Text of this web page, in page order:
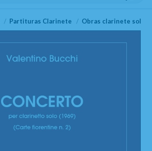
Partituras Clarinete Obras clarinete solo